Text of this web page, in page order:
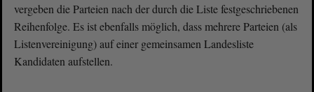
vergeben die Parteien nach der durch die Liste festgeschriebenen
Reihenfolge. Es ist ebenfalls möglich, dass mehrere Parteien (als
Listenvereinigung) auf einer gemeinsamen Landesliste
Kandidaten aufstellen.